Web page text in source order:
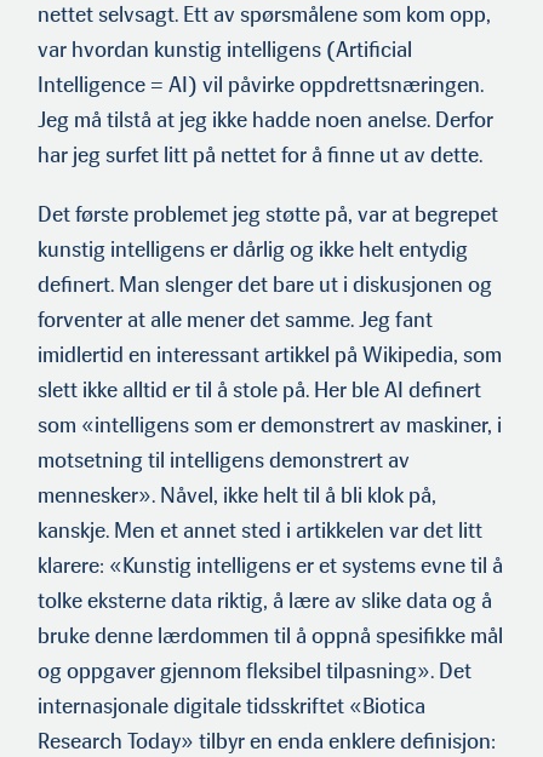
nettet selv­sagt. Ett av spørsmålene som kom opp,
var hvordan kunstig intel­ligens (Artificial
Intelligence = AI) vil påvirke oppdrettsnærin­gen.
Jeg må tilstå at jeg ikke hadde noen anelse. Derfor
har jeg surfet litt på nettet for å finne ut av dette.
Det første problemet jeg støtte på, var at begrepet
kunstig intelligens er dårlig og ikke helt entydig
definert. Man slenger det bare ut i diskusjonen og
forventer at alle mener det samme. Jeg fant
imidlertid en interessant artikkel på Wikipedia, som
slett ikke alltid er til å stole på. Her ble AI definert
som «intelligens som er demonstrert av maskiner, i
motsetning til intelligens demonstrert av
mennesker». Nåvel, ikke helt til å bli klok på,
kanskje. Men et annet sted i artikkelen var det litt
klarere: «Kunstig intelligens er et systems evne til å
tolke eksterne data riktig, å lære av slike data og å
bruke denne lærdommen til å oppnå spesifikke mål
og oppgaver gjennom fleksi­bel tilpasning». Det
internasjonale digitale tidsskriftet «Bioti­ca
Research Today» tilbyr en enda enklere definisjon: